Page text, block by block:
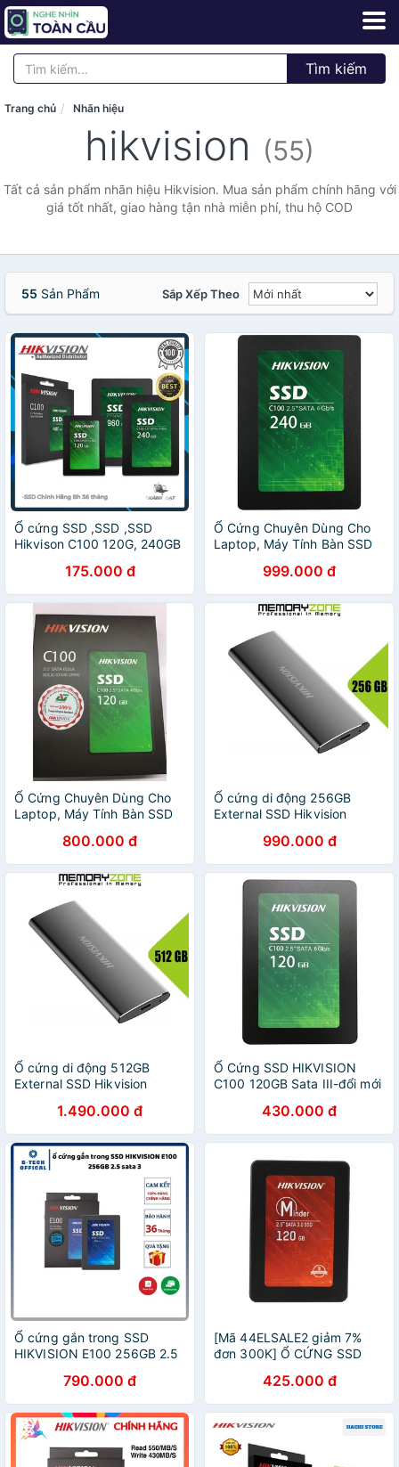
Tìm kiếm
Trang chủ Nhãn hiệu
hikvision (55)
Tất cả sản phẩm nhãn hiệu Hikvision. Mua sản phẩm chính hãng với
giá tốt nhất, giao hàng tận nhà miễn phí, thu hộ COD
55 Sản Phẩm Sắp Xếp Theo
Ổ cứng SSD ,SSD ,SSD
Hikvison C100 120G, 240GB
Chính hãng(TẶNG CÁP
SATA)
175.000 đ
Ổ Cứng Chuyên Dùng Cho
Laptop, Máy Tính Bàn SSD
chính hãng)999.000 đ
Ổ Cứng Chuyên Dùng Cho
Laptop, Máy Tính Bàn SSD
PP- chính hãng)
800.000 đ
Ổ cứng di động 256GB
External SSD Hikvision
T200N(STD)/256G
990.000 đ
Ổ cứng di động 512GB
External SSD Hikvision
T200N(STD)/512G
1.490.000 đ
Ổ Cứng SSD HIKVISION
C100 120GB Sata III-đổi mới
430.000 đ
Ổ cứng gắn trong SSD
HIKVISION E100 256GB 2.5
bảo hành 36 tháng
790.000 đ
[Mã 44ELSALE2 giảm 7%
đơn 300K] Ổ CỨNG SSD
240GB MINDER Sata 3 -
Hàng Chính Hãng
425.000 đ